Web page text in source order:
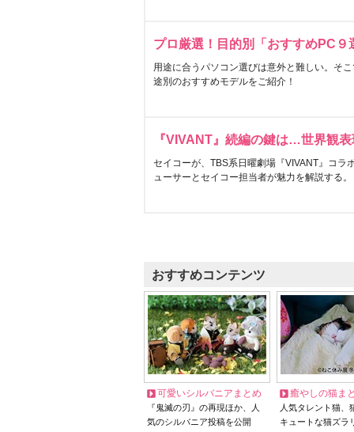
プロ厳選！目的別「おすすめPC９
用途に合うパソコン選びは意外と難しい。そ
途別のおすすめモデルをご紹介！
『VIVANT』続編の鍵は…世界観
セイコーが、TBS系日曜劇場『VIVANT』コラ
ューサーとセイコー担当者が魅力を解説する。
おすすめコンテンツ
可愛いシルバニアまとめ
『鬼滅の刃』の再現ほか、人
気のシルバニア投稿を公開
癒やしの猫ま
人気タレント猫
キュートな猫ズラ